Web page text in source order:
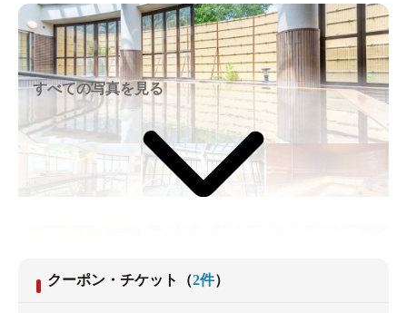
すべての写真を見る
クーポン・チケット （2件）